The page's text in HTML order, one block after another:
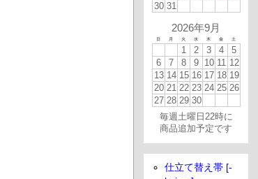
30 31
2026年9月
日 月 火 水 木 金 土
1 2 3 4
5
6
7 8 9 10 11 12
13 14 15 16 17 18 19
20 21 22 23 24 25 26
27 28 29 30
毎週土曜日22時に
商品追加予定です
仕立て替え帯 [-